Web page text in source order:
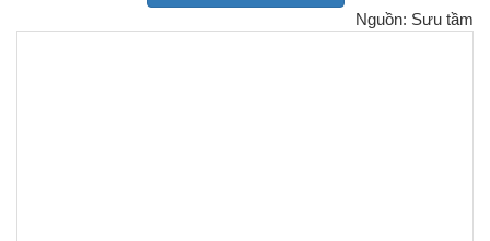
Nguồn: Sưu tầm